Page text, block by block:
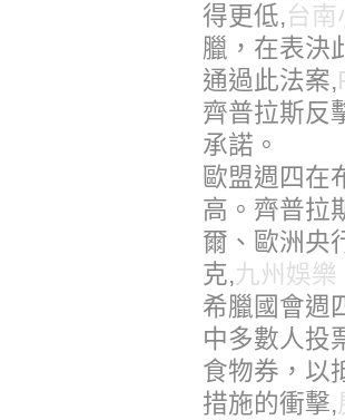
得更低,台南
臘，在表決
通過此法案,
齊普拉斯反
承諾。
歐盟週四在
高。齊普拉
爾、歐洲央
克,九州娛樂
希臘國會週
中多數人投
食物券，以
措施的衝擊,